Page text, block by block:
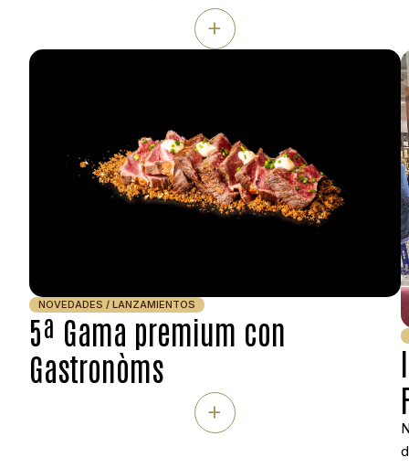
cita anual e imperdible con nuestros clientes. Fueron diez
días intensos de intercambio de ideas, muestras de
artículos y muy buen ambiente que confirmaron, una vez
+
5ª Gama premium con
Gastronòms
NOVEDADES / LANZAMIENTOS
+